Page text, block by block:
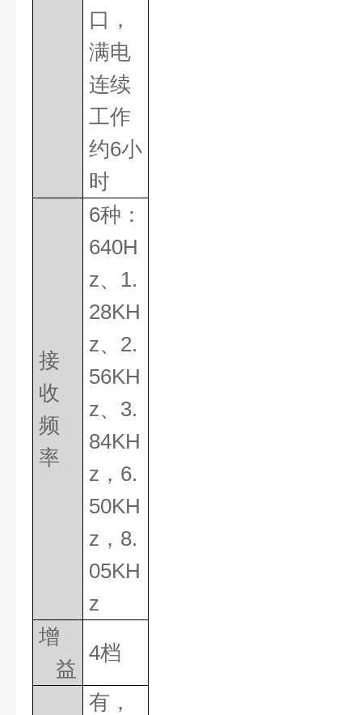
口，
满电
连续
工作
约6小
时
接
收
频
率
6种：
640H
z、 1.
28KH
z、 2.
56KH
z、 3.
84KH
z ， 6.
50KH
z ， 8.
05KH
z
增
益
4档
有，